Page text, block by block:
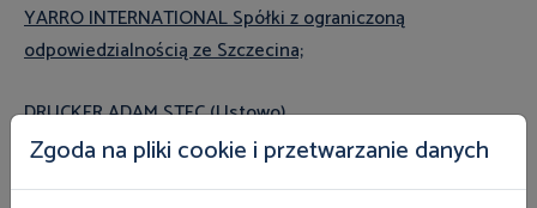
YARRO INTERNATIONAL Spółki z ograniczoną
odpowiedzialnością ze Szczecina;
DRUCKER ADAM STEC (Ustowo)
Zgoda na pliki cookie i przetwarzanie danych